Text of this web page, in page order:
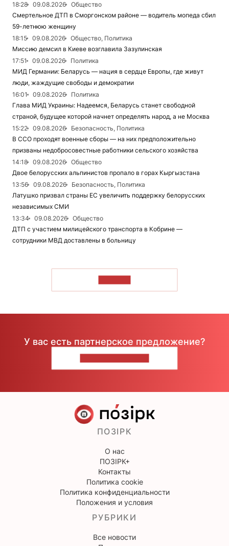
18:28
09.08.2026
Общество
Смертельное ДТП в Сморгонском районе — водитель мопеда сбил
59-летнюю женщину
18:15
09.08.2026
Общество, Политика
Миссию демсил в Киеве возглавила Зазулинская
17:51
09.08.2026
Политика
МИД Германии: Беларусь — нация в сердце Европы, где живут
люди, жаждущие свободы и демократии
16:01
09.08.2026
Политика
Глава МИД Украины: Надеемся, Беларусь станет свободной
страной, будущее которой начнет определять народ, а не Москва
15:22
09.08.2026
Безопасность, Политика
В ССО проходят военные сборы — на них предположительно
призваны недобросовестные работники сельского хозяйства
14:18
09.08.2026
Общество
Двое белорусских альпинистов пропало в горах Кыргызстана
13:56
09.08.2026
Безопасность, Политика
Латушко призвал страны ЕС увеличить поддержку белорусских
независимых СМИ
13:34
09.08.2026
Общество
ДТП с участием милицейского транспорта в Кобрине —
сотрудники МВД доставлены в больницу
У вас есть партнерское предложение?
ПОЗІРК
О нас
ПОЗІРК+
Контакты
Политика cookie
Политика конфиденциальности
Положения и условия
РУБРИКИ
Все новости